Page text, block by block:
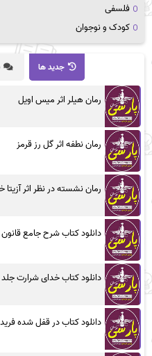
فلسفی
کودک و نوجوان
جدید ها
رمان هیلر اثر میس اویل
رمان نطفه اثر گل رز قرمز
رمان نشسته در نظر اثر آزیتا
دانلود کتاب شرح جامع
دانلود کتاب خدای شرارت
دانلود کتاب در قفل شده